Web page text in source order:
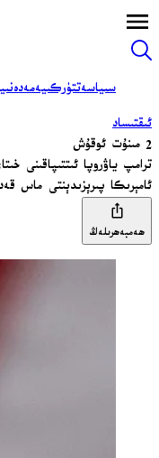
سىياسەتتۈركىيە
ئىقتىساد
2 مىنۇت ئوقۇش
ترامپ ياۋروپا ئىتتىپاقىنى خىتاي ۋە ھىندىستانغا
ئامېرىكا پىرېزىدېنتى ماس
ھەمبەھرىلەڭ